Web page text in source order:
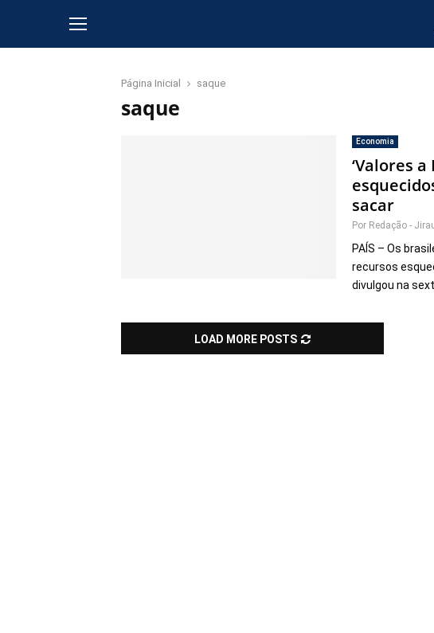
Página Inicial saque
saque
Economia
‘Valores
sacar
Por Redação -
PAÍS – Os
recursos
divulgou na
LOAD MORE POSTS